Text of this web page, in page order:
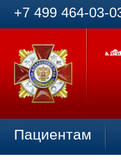
+7 499 464-03-
Пациентам